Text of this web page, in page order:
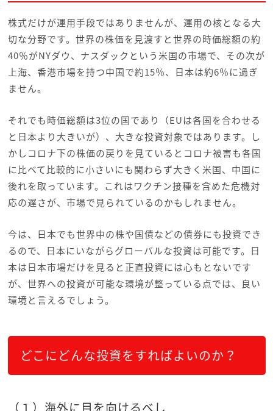
株式だけが運用手段ではありませんが、運用の核となる大
切な分野です。世界の株価を見渡すと世界の時価総額の約
40％がNYダウ、ナスダックという米国の市場で、その次が
上海、香港市場を持つ中国で約15％、日本は約6％に過ぎ
ません。
それでも時価総額は3位の国であり（EUは各国を合わせる
と日本より大きいが）、大きな投資対象ではあります。し
かしコロナ下の株価の戻りを見ているとコロナ被害も各国
に比べて比較的に小さいにも関わらず大きく米国、中国に
後れを取っています。これはワクチン接種を含めた危機対
応の遅さが、市場で見られているのかもしれません。
今は、日本でも世界中の株や国債などの債券にも投資でき
るので、日本にいながらグローバルな投資は可能です。日
本は日本市場だけを見ると正直投資には心もとないです
が、世界への投資が可能な環境が整っている点では、良い
環境と言えるでしょう。
どこにどんな投資をすればよいのか？
（１）海外に目を向けるべし